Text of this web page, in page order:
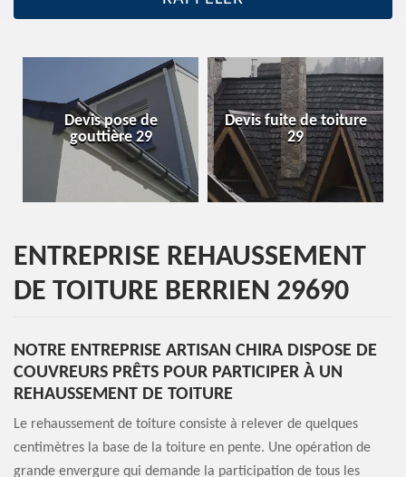
Devis pose de
gouttière 29
Devis fuite de toiture
29
ENTREPRISE REHAUSSEMENT
DE TOITURE BERRIEN 29690
NOTRE ENTREPRISE ARTISAN CHIRA DISPOSE DE
COUVREURS PRÊTS POUR PARTICIPER À UN
REHAUSSEMENT DE TOITURE
Le rehaussement de toiture consiste à relever de quelques
centimètres la base de la toiture en pente. Une opération de
grande envergure qui demande la participation de tous les